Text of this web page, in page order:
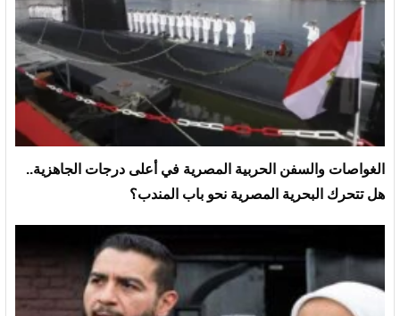
الغواصات والسفن الحربية المصرية في أعلى درجات الجاهزية..
هل تتحرك البحرية المصرية نحو باب المندب؟